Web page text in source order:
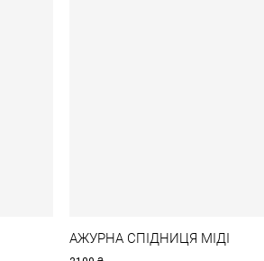
АЖУРНА СПІДНИЦЯ МІДІ